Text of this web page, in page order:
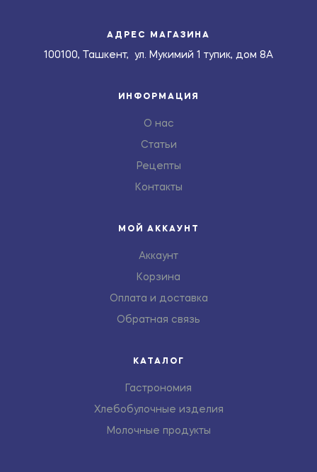
АДРЕС МАГАЗИНА
100100, Ташкент, ул. Мукимий 1 тупик, дом 8А
ИНФОРМАЦИЯ
О нас
Статьи
Рецепты
Контакты
МОЙ АККАУНТ
Аккаунт
Корзина
Оплата и доставка
Обратная связь
КАТАЛОГ
Гастрономия
Хлебобулочные изделия
Молочные продукты